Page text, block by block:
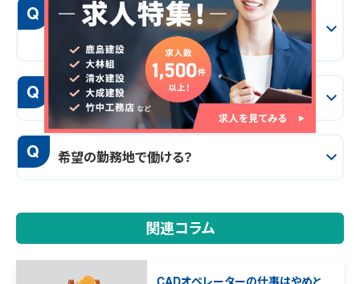
Q
施工管理求人サーチは他社サイトと何が違う
Q どれくらいの期間で転職できるの？
Q 希望の勤務地で働ける？
関連コラム
CADオペレーターの仕事はやめと